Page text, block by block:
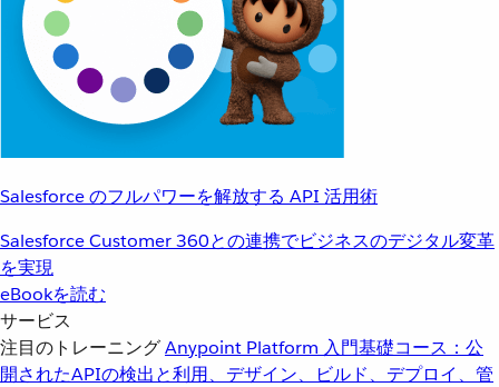
Salesforce のフルパワーを解放する API 活用術
Salesforce Customer 360との連携でビジネスのデジタル変革
を実現
eBookを読む
サービス
注目のトレーニングAnypoint Platform 入門基礎コース：公
開されたAPIの検出と利用、デザイン、ビルド、デプロイ、管